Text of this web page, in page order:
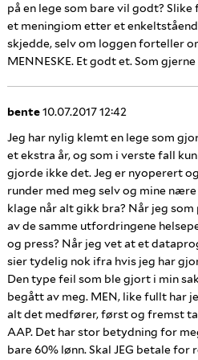
på en lege som bare vil godt?
et meningiom etter et
skjedde, selv om loggen forteller
MENNESKE. Et godt et. Som
bente10.07.2017 12:42
Jeg har nylig klemt en lege som
et ekstra år, og som i verste fall
gjorde ikke det. Jeg er nyoperert
runder med meg selv og mine
klage når alt gikk bra? Når jeg
av de samme utfordringene
og press? Når jeg vet at et
sier tydelig nok ifra hvis jeg har
Den type feil som ble gjort i min
begått av meg. MEN, like fullt har
alt det medfører, først og fremst
AAP. Det har stor betydning for
bare 60% lønn. Skal JEG betale for